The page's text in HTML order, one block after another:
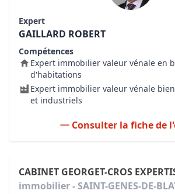
Expert
GAILLARD ROBERT
Compétences
Expert immobilier valeur vénale en
d'habitations
Expert immobilier valeur vénale
et industriels
Consulter la fiche de
CABINET GEORGET-CROS
immobilier - SAINT-GENES-DE-